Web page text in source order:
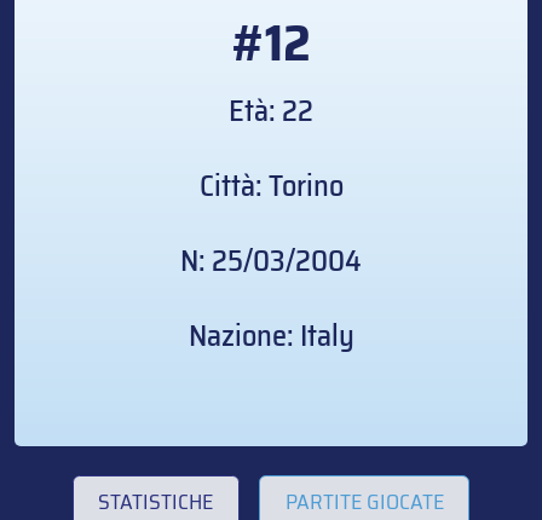
#12
Età: 22
Città: Torino
N: 25/03/2004
Nazione: Italy
STATISTICHE PARTITE GIOCATE